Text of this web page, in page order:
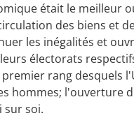
était le meilleur
des biens et
les inégalités et
électorats
rang desquels
hommes; l'ouverture
sur soi.